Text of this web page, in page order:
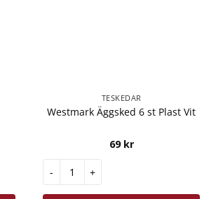
TESKEDAR
Westmark Äggsked 6 st Plast Vit
69 kr